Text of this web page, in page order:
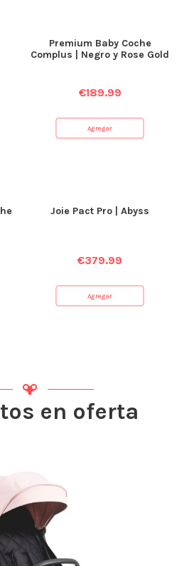
Premium Baby Coche
Complus | Negro y Rose Gold
€189.99
Agregar
Joie Pact Pro | Abyss
€379.99
Agregar
en oferta